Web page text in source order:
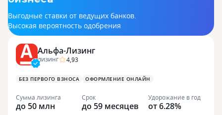
Выгодные ставки от ведущих банков.
Высокая вероятность одобрения
Альфа-Лизинг
ЛИЗИНГ 4,93
БЕЗ ПЕРВОГО ВЗНОСА ОФОРМЛЕНИЕ ОНЛАЙН
Сумма лизинга
до 50 млн
Срок
до 59 месяцев
Удорожание в год
от 6.28%